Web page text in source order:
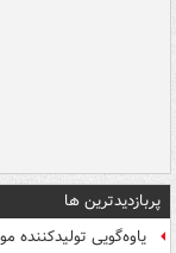
پربازدیدترین ها
یاوه‌گویی تولیدکننده